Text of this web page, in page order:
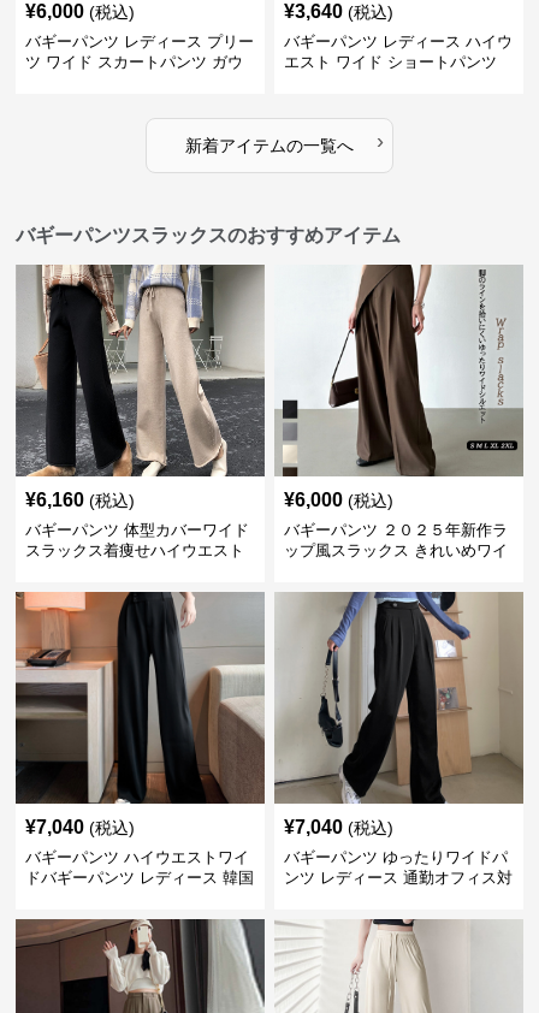
¥6,000 (税込)
バギーパンツ レディース プリー
ツ ワイド スカートパンツ ガウ
¥3,640 (税込)
バギーパンツ レディース ハイウ
エスト ワイド ショートパンツ
新着アイテムの一覧へ ›
バギーパンツスラックスのおすすめアイテム
¥6,160 (税込)
バギーパンツ 体型カバーワイド
スラックス着痩せハイウエスト
¥6,000 (税込)
バギーパンツ ２０２５年新作ラ
ップ風スラックス きれいめワイ
¥7,040 (税込)
バギーパンツ ハイウエストワイ
ドバギーパンツ レディース 韓国
¥7,040 (税込)
バギーパンツ ゆったりワイドパ
ンツ レディース 通勤オフィス対